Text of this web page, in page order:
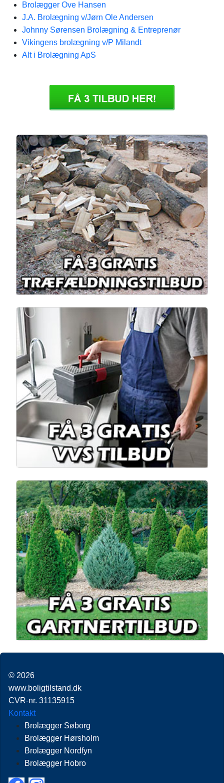
Brolægger Ove Hansen
J.A. Brolægning v/Jørn Ole Andersen
Johnny Sørensen Brolægning & Entreprenør
Vikingens brolægning v/P Milandt
Alt i Brolægning ApS
© 2026
www.boligtilstand.dk
CVR-nr. 31135915
Kontakt
Brolægger Søborg
Brolægger Hørsholm
Brolægger Nordfyn
Brolægger Hobro